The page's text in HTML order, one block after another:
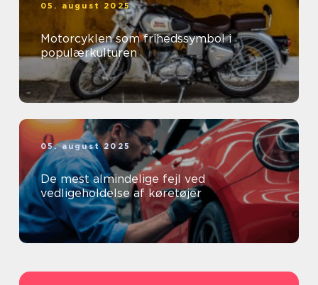
05. august 2025
Motorcyklen som frihedssymbol i
populærkulturen
05. august 2025
De mest almindelige fejl ved
vedligeholdelse af køretøjer